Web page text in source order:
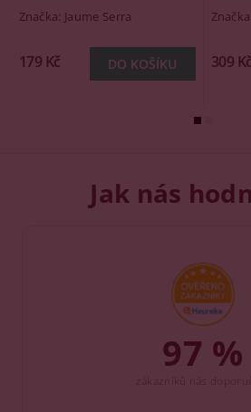
Značka: Jaume Serra
179 Kč
Značka:
309 Kč
Jak nás
97 %